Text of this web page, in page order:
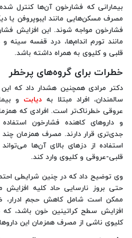
بیمارانی که فشارخون آن‌ها کنترل
مصرف مسکن‌هایی مانند ایبوپروفن یا
فشارخون مواجه شوند. این افزایش
مانند تورم اندام‌ها، درد قفسه سینه
قلبی و کلیوی به همراه داشته باشد.
خطرات برای گروه‌های پرخطر
دکتر مرادی همچنین هشدار داد که این
سالمندان، افراد مبتلا به دیابت و
عروقی خطرناک‌تر است. افرادی که
و داروهای کاهنده فشارخون
جدی‌تری قرار دارند. مصرف همزمان چند
استفاده از دزهای بالای آن‌ها
قلبی-عروقی و کلیوی وارد کند.
وی توضیح داد که در چنین شرایطی
حتی بروز نارسایی حاد کلیه افزایش
ممکن است شامل کاهش حجم ادرار،
افزایش سطح کراتینین خون باشد،
کلیوی ناشی از مصرف همزمان این